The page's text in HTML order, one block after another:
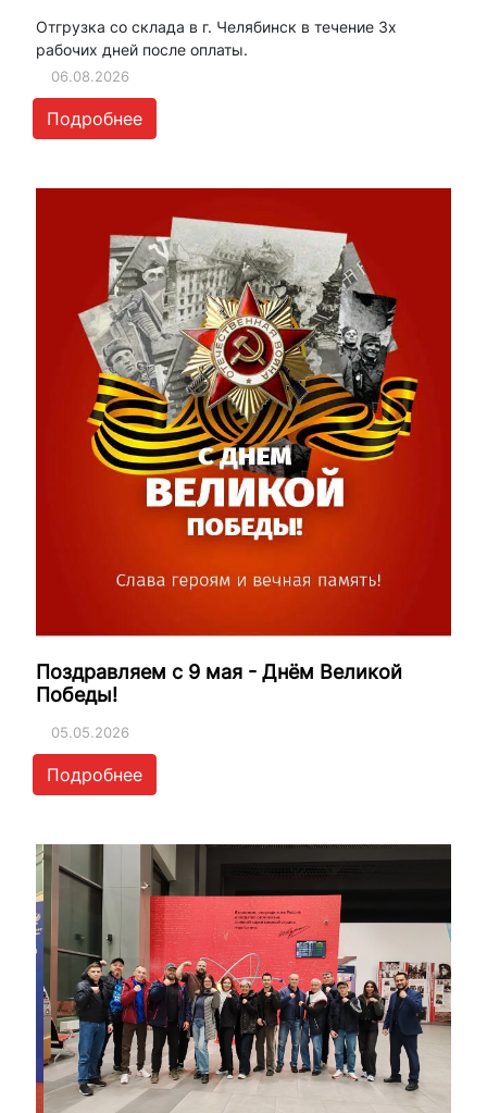
Отгрузка со склада в г. Челябинск в течение 3х
рабочих дней после оплаты.
06.08.2026
Подробнее
Поздравляем с 9 мая - Днём Великой
Победы!
05.05.2026
Подробнее